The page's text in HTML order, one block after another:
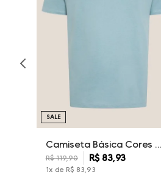
Camiseta Básica Cores Dudalina Masculina
R$ 119,90 R$ 83,93
1x de R$ 83 93
SALE